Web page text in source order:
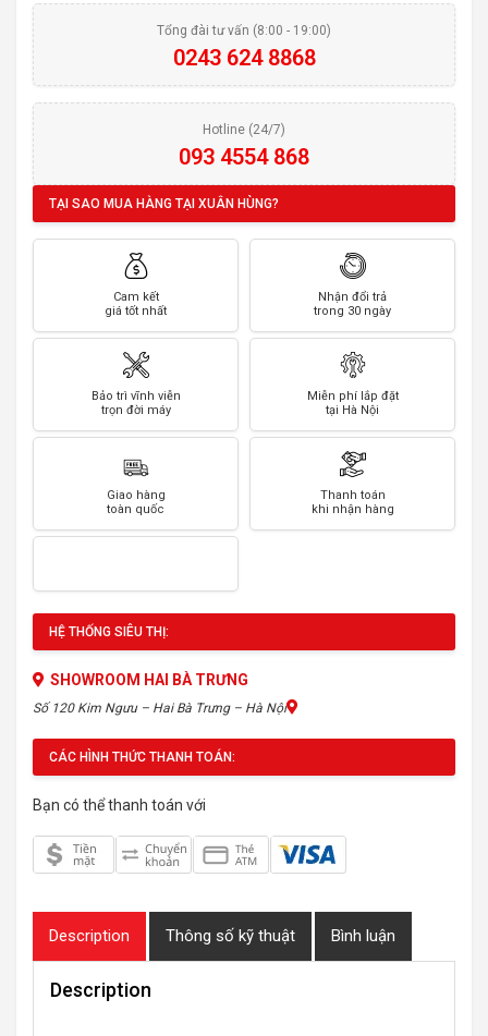
Tổng đài tư vấn (8:00 - 19:00)
0243 624 8868
Hotline (24/7)
093 4554 868
TẠI SAO MUA HÀNG TẠI XUÂN HÙNG?
Cam kết
giá tốt nhất
Nhận đổi trả
trong 30 ngày
Bảo trì vĩnh viễn
trọn đời máy
Miễn phí lắp đặt
tại Hà Nội
Giao hàng
toàn quốc
Thanh toán
khi nhận hàng
HỆ THỐNG SIÊU THỊ:
SHOWROOM HAI BÀ TRƯNG
Số 120 Kim Ngưu – Hai Bà Trưng – Hà Nội
CÁC HÌNH THỨC THANH TOÁN:
Bạn có thể thanh toán với
Description Thông số kỹ thuật Bình luận
Description